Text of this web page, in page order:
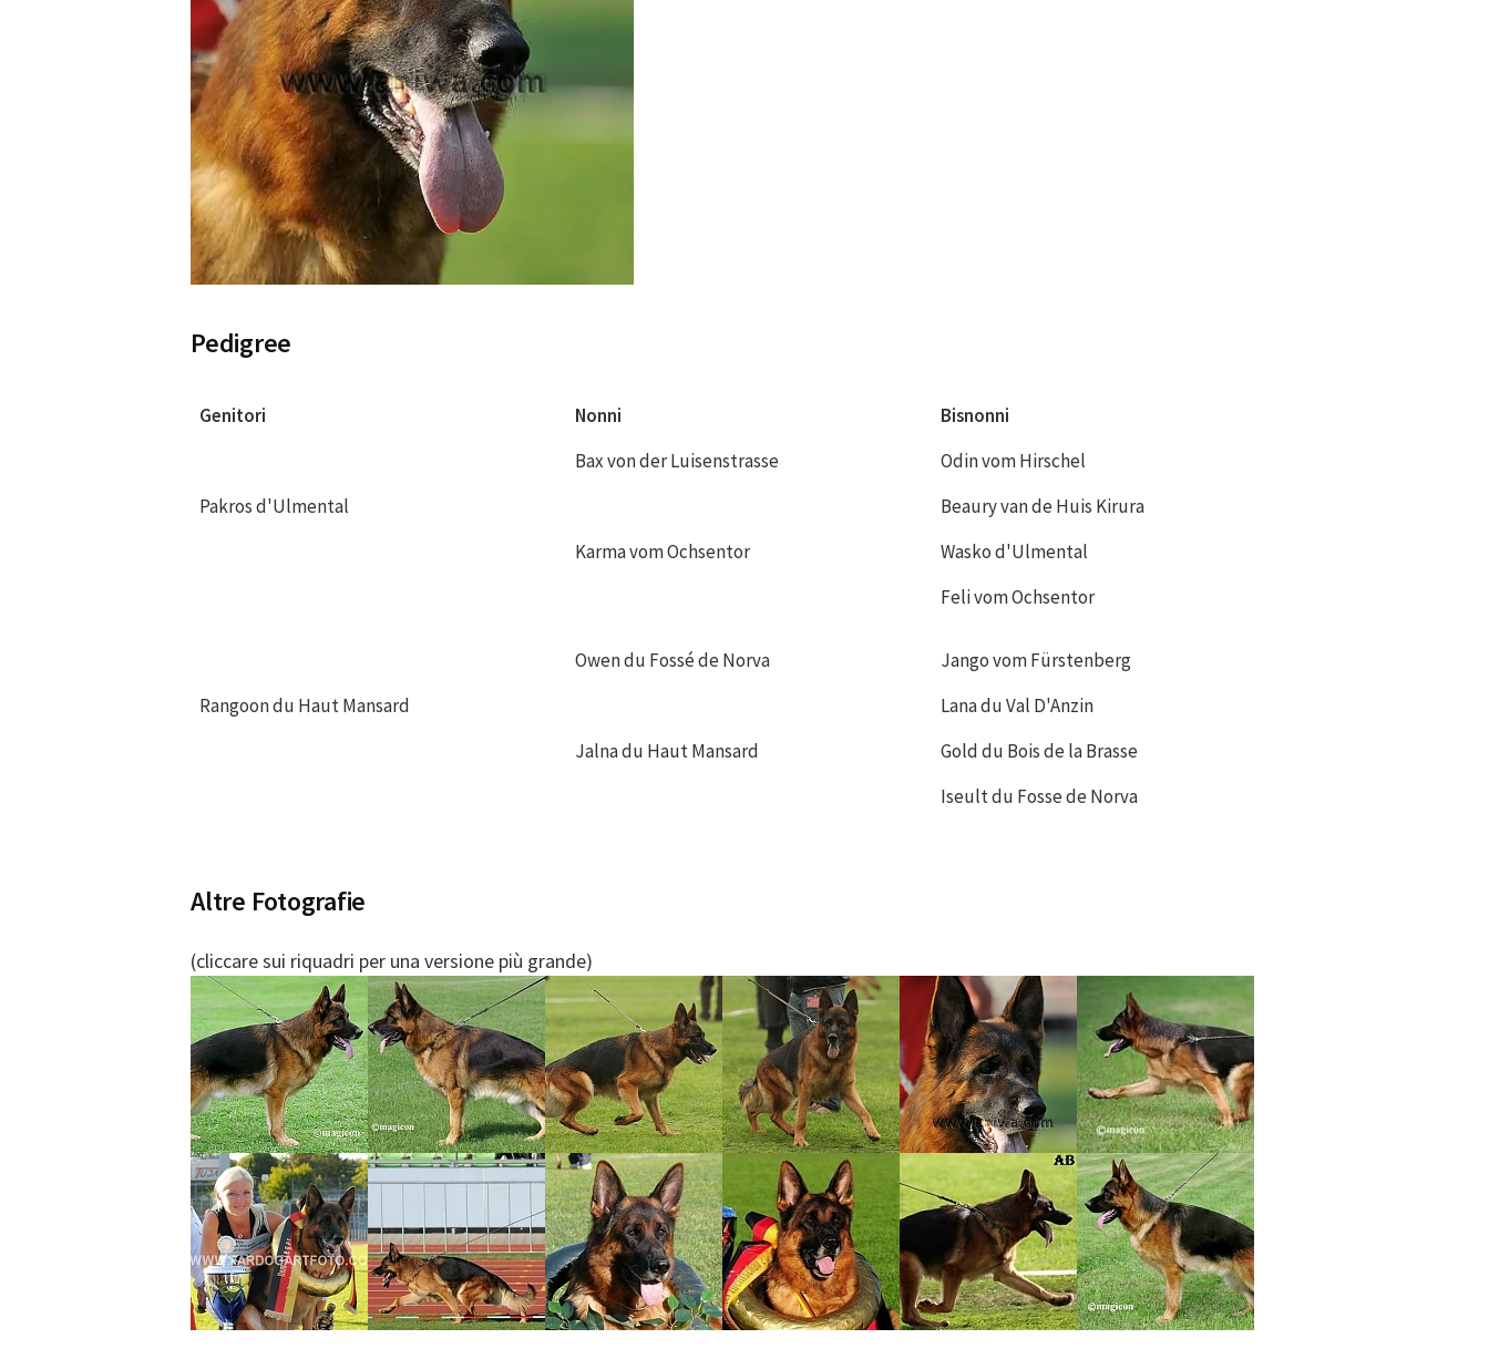
Pedigree
Genitori Nonni
Bisnonni
Nonni Bisnonni
Bax von der Luisenstrasse
Odin vom Hirschel
Pakros d'Ulmental
Beaury van de Huis Kirura
Karma vom Ochsentor
Wasko d'Ulmental
Feli vom Ochsentor
Owen du Fossé de Norva
Jango vom Fürstenberg
Rangoon du Haut Mansard
Lana du Val D'Anzin
Jalna du Haut Mansard
Gold du Bois de la Brasse
Iseult du Fosse de Norva
Altre Fotografie
(cliccare sui riquadri per una versione più grande)